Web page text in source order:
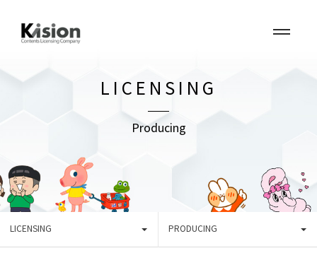
LICENSING
Producing
LICENSING PRODUCING